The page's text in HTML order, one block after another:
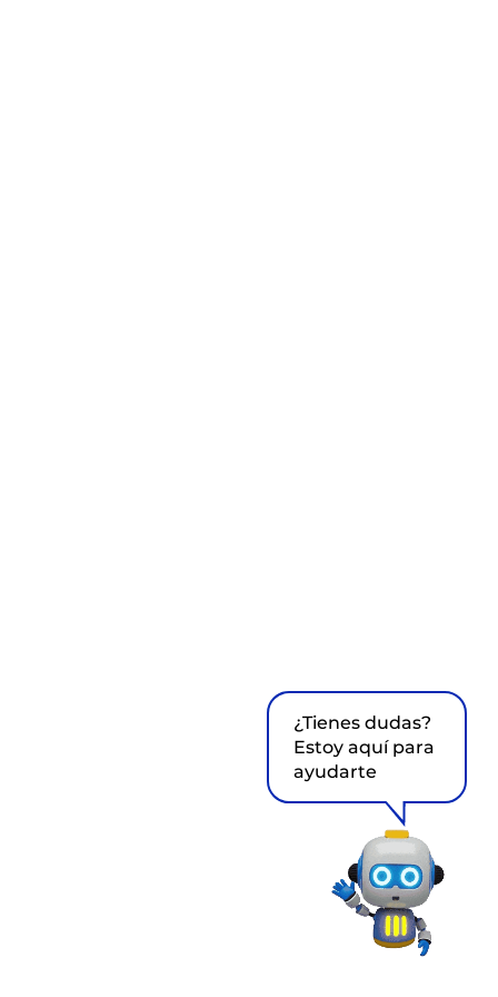
¿Tienes dudas?
Estoy aquí para
ayudarte